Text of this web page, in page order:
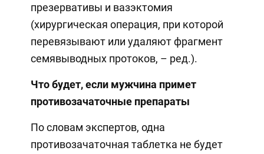
презервативы и вазэктомия
(хирургическая операция, при которой
перевязывают или удаляют фрагмент
семявыводных протоков, – ред.).
Что будет, если мужчина примет
противозачаточные препараты
По словам экспертов, одна
противозачаточная таблетка не будет